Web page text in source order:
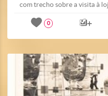
com trecho sobre a visita à
0